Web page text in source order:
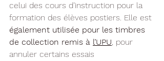
celui des cours d’instruction pour la
formation des élèves postiers. Elle est
également utilisée pour les timbres
de collection remis à l’UPU, pour
annuler certains essais